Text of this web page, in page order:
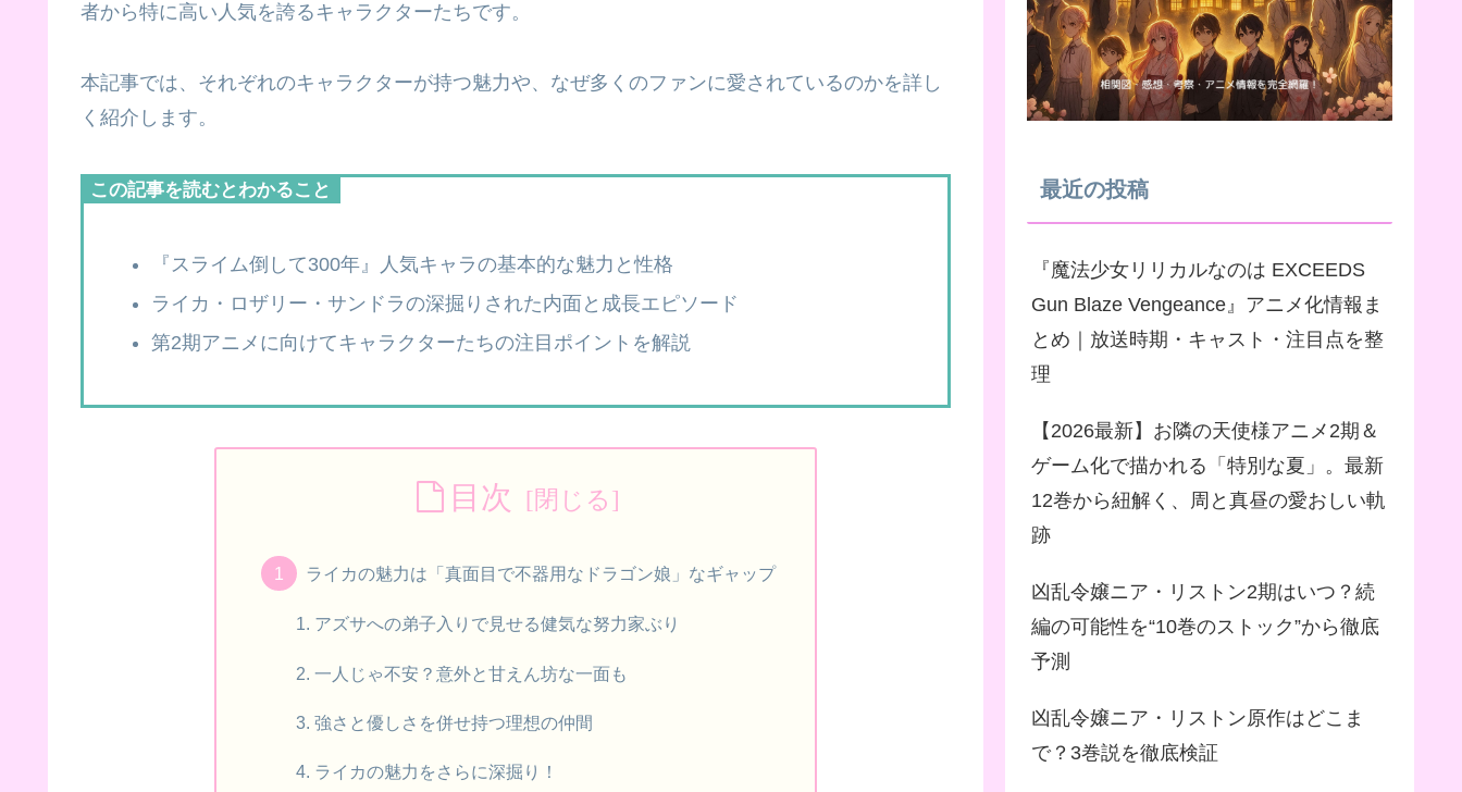
者から特に高い人気を誇るキャラクターたちです。
本記事では、それぞれのキャラクターが持つ魅力や、なぜ多くのファンに愛されているのかを詳し
く紹介します。
この記事を読むとわかること
『スライム倒して300年』人気キャラの基本的な魅力と性格
ライカ・ロザリー・サンドラの深掘りされた内面と成長エピソード
第2期アニメに向けてキャラクターたちの注目ポイントを解説
目次
ライカの魅力は「真面目で不器用なドラゴン娘」なギャップ
アズサへの弟子入りで見せる健気な努力家ぶり
一人じゃ不安？意外と甘えん坊な一面も
強さと優しさを併せ持つ理想の仲間
ライカの魅力をさらに深掘り！
最近の投稿
『魔法少女リリカルなのは EXCEEDS
Gun Blaze Vengeance』アニメ化情報ま
とめ｜放送時期・キャスト・注目点を整
理
【2026最新】お隣の天使様アニメ2期＆
ゲーム化で描かれる「特別な夏」。最新
12巻から紐解く、周と真昼の愛おしい軌
跡
凶乱令嬢ニア・リストン2期はいつ？続
編の可能性を“10巻のストック”から徹底
予測
凶乱令嬢ニア・リストン原作はどこま
で？3巻説を徹底検証